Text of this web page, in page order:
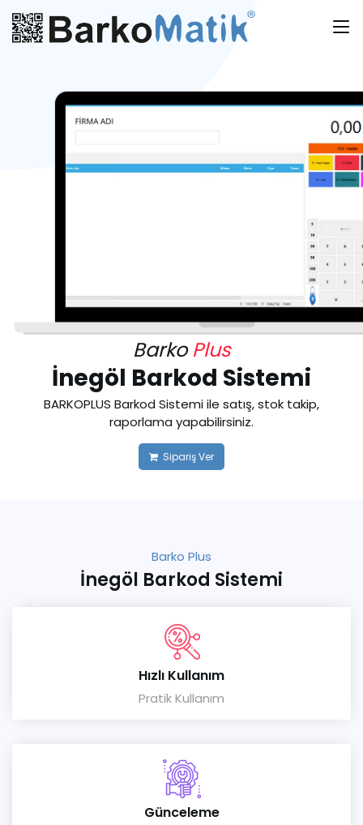
BarkoPlus
İnegöl Barkod Sistemi
BARKOPLUS Barkod Sistemi ile satış, stok takip,
raporlama yapabilirsiniz.
Sipariş Ver
Barko Plus
İnegöl Barkod Sistemi
Hızlı Kullanım
Pratik Kullanım
Günceleme